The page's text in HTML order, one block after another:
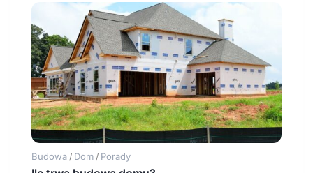
Budowa / Dom / Porady